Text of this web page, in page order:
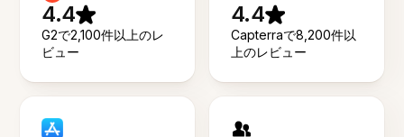
4.4
G2で2,100件以上のレ
ビュー
4.4
Capterraで8,200件以
上のレビュー